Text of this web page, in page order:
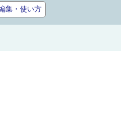
集・使い方